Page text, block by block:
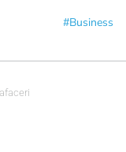
#Business